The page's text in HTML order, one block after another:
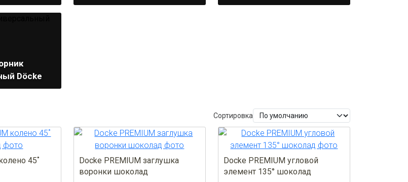
Döcke
Сортировка
45˚
Docke PREMIUM заглушка
воронки шоколад
Docke PREMIUM угловой
элемент 135° шоколад